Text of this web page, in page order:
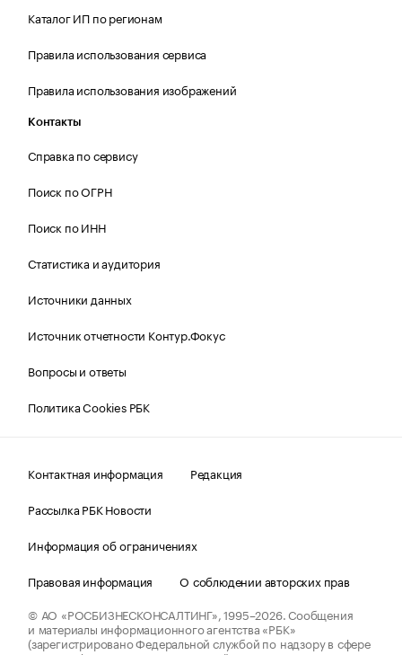
Каталог ИП по регионам
Правила использования сервиса
Правила использования изображений
Контакты
Справка по сервису
Поиск по ОГРН
Поиск по ИНН
Статистика и аудитория
Источники данных
Источник отчетности Контур.Фокус
Вопросы и ответы
Политика Cookies РБК
Контактная информация
Редакция
Рассылка РБК Новости
Информация об ограничениях
Правовая информация
О соблюдении авторских прав
© АО «РОСБИЗНЕСКОНСАЛТИНГ»,1995–2026.Сообщения
и материалы информационного агентства «РБК»
(зарегистрировано Федеральной службой по надзору в сфере